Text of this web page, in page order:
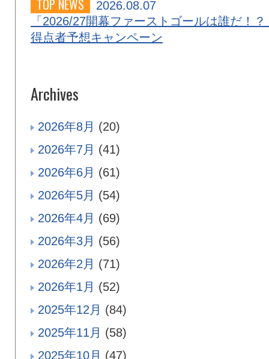
TOP NEWS
2026.08.07
「2026/27開幕ファーストゴールは誰だ！？
得点者予想キャンペーン
Archives
2026年8月 (20)
2026年7月 (41)
2026年6月 (61)
2026年5月 (54)
2026年4月 (69)
2026年3月 (56)
2026年2月 (71)
2026年1月 (52)
2025年12月 (84)
2025年11月 (58)
2025年10月 (47)